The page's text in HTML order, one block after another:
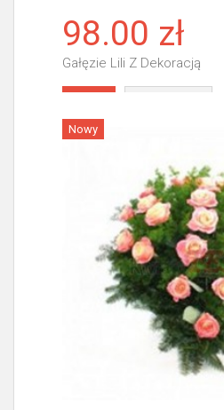
98.00 zł
Gałęzie Lili Z Dekoracją
Nowy